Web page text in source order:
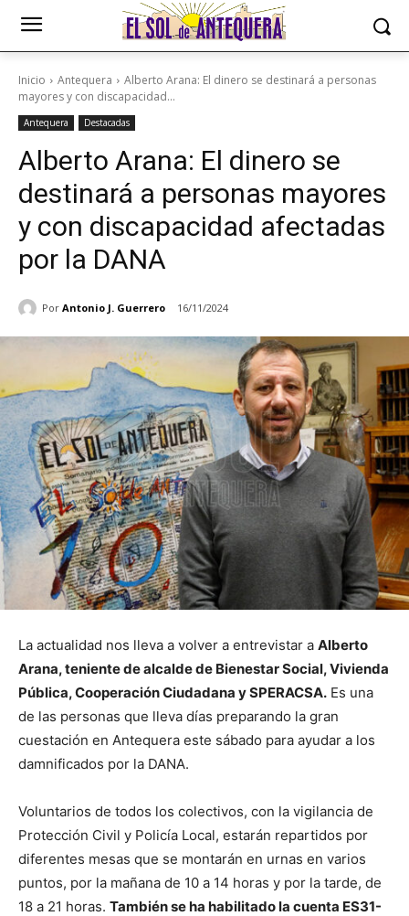
Inicio Antequera
Alberto Arana: El dinero se destinará a personas
mayores y con discapacidad...
Antequera Destacadas
Alberto Arana: El dinero se
destinará a personas mayores
y con discapacidad afectadas
por la DANA
Por Antonio J. Guerrero 16/11/2024
La actualidad nos lleva a volver a entrevistar a Alberto
Arana, teniente de alcalde de Bienestar Social, Vivienda
Pública, Cooperación Ciudadana y SPERACSA. Es una
de las personas que lleva días preparando la gran
cuestación en Antequera este sábado para ayudar a los
damnificados por la DANA.
Voluntarios de todos los colectivos, con la vigilancia de
Protección Civil y Policía Local, estarán repartidos por
diferentes mesas que se montarán en urnas en varios
puntos, por la mañana de 10 a 14 horas y por la tarde, de
18 a 21 horas. También se ha habilitado la cuenta ES31-